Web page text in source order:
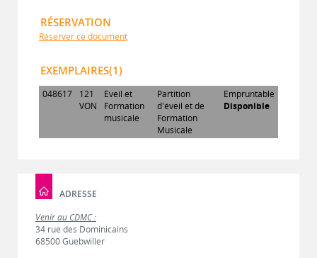
RÉSERVATION
Réserver ce document
EXEMPLAIRES(1)
048617
121
VON
Eveil et
Formation
musicale
Partition
d'éveil et de
Formation
Musicale
Empruntable
Disponible
ADRESSE
Venir au CDMC :
34 rue des Dominicains
68500 Guebwiller